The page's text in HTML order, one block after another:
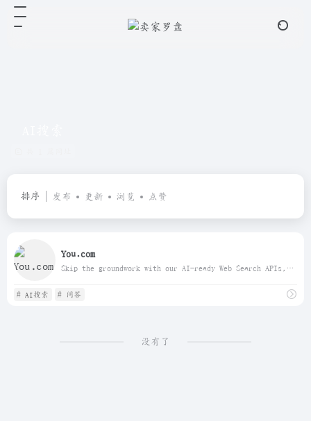
排序 发布 更新 浏览 点赞
You.com
Skip the groundwork with our AI-ready Web Search APIs, delivering advanced search capabilities to power your next product.
# AI搜索 # 问答
没有了